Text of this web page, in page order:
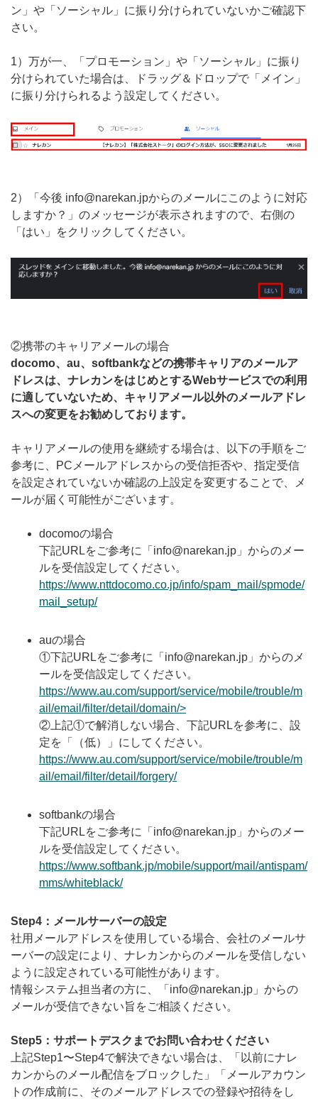
ン」や「ソーシャル」に振り分けられていないかご確認下
さい。
1）万が一、「プロモーション」や「ソーシャル」に振り
分けられていた場合は、ドラッグ＆ドロップで「メイン」
に振り分けられるよう設定してください。
2）「今後 info@narekan.jpからのメールにこのように対応
しますか？」のメッセージが表示されますので、右側の
「はい」をクリックしてください。
②携帯のキャリアメールの場合
docomo、au、softbankなどの携帯キャリアのメールア
ドレスは、ナレカンをはじめとするWebサービスでの利用
に適していないため、キャリアメール以外のメールアドレ
スへの変更をお勧めしております。
キャリアメールの使用を継続する場合は、以下の手順をご
参考に、PCメールアドレスからの受信拒否や、指定受信
を設定されていないか確認の上設定を変更することで、メ
ールが届く可能性がございます。
docomoの場合
下記URLをご参考に「info@narekan.jp」からのメー
ルを受信設定してください。
https://www.nttdocomo.co.jp/info/spam_mail/spmode/
mail_setup/
auの場合
①下記URLをご参考に「info@narekan.jp」からのメ
ールを受信設定してください。
https://www.au.com/support/service/mobile/trouble/m
ail/email/filter/detail/domain/>
②上記①で解消しない場合、下記URLを参考に、設
定を「（低）」にしてください。
https://www.au.com/support/service/mobile/trouble/m
ail/email/filter/detail/forgery/
softbankの場合
下記URLをご参考に「info@narekan.jp」からのメー
ルを受信設定してください。
https://www.softbank.jp/mobile/support/mail/antispam/
mms/whiteblack/
Step4：メールサーバーの設定
社用メールアドレスを使用している場合、会社のメールサ
ーバーの設定により、ナレカンからのメールを受信しない
ように設定されている可能性があります。
情報システム担当者の方に、「info@narekan.jp」からの
メールが受信できない旨をご相談ください。
Step5：サポートデスクまでお問い合わせください
上記Step1〜Step4で解決できない場合は、「以前にナレ
カンからのメール配信をブロックした」「メールアカウン
トの作成前に、そのメールアドレスでの登録や招待をし